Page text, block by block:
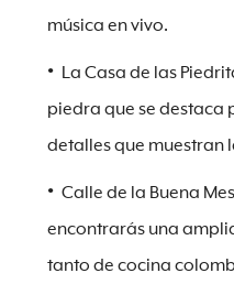
música en vivo.
La Casa de las
piedra que se destaca
detalles que muestran
Calle de la Buena
encontrarás una
tanto de cocina